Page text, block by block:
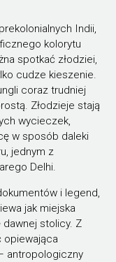
Indii,
kolorytu
spotkać złodziei,
cudze kieszenie.
coraz trudniej
Złodzieje stają
wycieczek,
w sposób daleki
jednym z
Delhi.
i legend,
jak miejska
stolicy. Z
opiewająca
antropologiczny